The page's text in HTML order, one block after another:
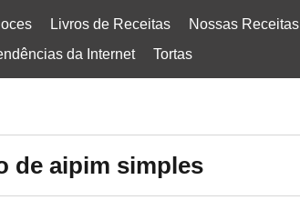
Livros de Receitas Nossas Receitas
da Internet Tortas
de aipim simples